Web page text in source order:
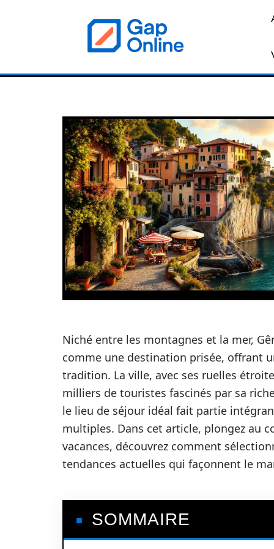
Niché entre les montagnes et la mer,
comme une destination prisée, offrant
tradition. La ville, avec ses ruelles
milliers de touristes fascinés par sa
le lieu de séjour idéal fait partie
multiples. Dans cet article, plongez au
vacances, découvrez comment
tendances actuelles qui façonnent le
SOMMAIRE